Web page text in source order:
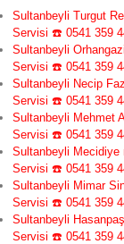
Sultanbeyli Turgut
Servisi ☎️ 0541 359
Sultanbeyli
Servisi ☎️ 0541 359
Sultanbeyli Necip
Servisi ☎️ 0541 359
Sultanbeyli Mehmet
Servisi ☎️ 0541 359
Sultanbeyli
Servisi ☎️ 0541 359
Sultanbeyli Mimar
Servisi ☎️ 0541 359
Sultanbeyli
Servisi ☎️ 0541 359